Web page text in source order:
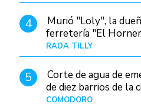
4
Murió "Loly", la
ferretería "El
RADA TILLY
5
Corte de agua de
de diez barrios de la
COMODORO